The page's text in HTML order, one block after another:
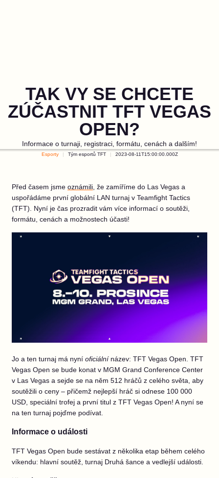
TAK VY SE CHCETE
ZÚČASTNIT TFT VEGAS
OPEN?
Informace o turnaji, registraci, formátu, cenách a dalším!
Esporty Tým esportů TFT 2023-08-11T15:00:00.000Z
Před časem jsme oznámili , že zamíříme do Las Vegas a
uspořádáme první globální LAN turnaj v Teamfight Tactics
(TFT). Nyní je čas prozradit vám více informací o soutěži,
formátu, cenách a možnostech účasti!
Jo a ten turnaj má nyní oficiálnínázev: TFT Vegas Open. TFT
Vegas Open se bude konat v MGM Grand Conference Center
v Las Vegas a sejde se na něm 512 hráčů z celého světa, aby
soutěžili o ceny – přičemž nejlepší hráč si odnese 100 000
USD, speciální trofej a první titul z TFT Vegas Open! A nyní se
na ten turnaj pojďme podívat.
Informace o události
TFT Vegas Open bude sestávat z několika etap během celého
víkendu: hlavní soutěž, turnaj Druhá šance a vedlejší události.